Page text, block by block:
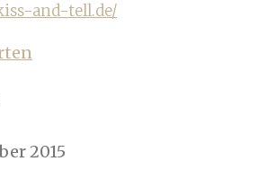
and-tell.de/
2015